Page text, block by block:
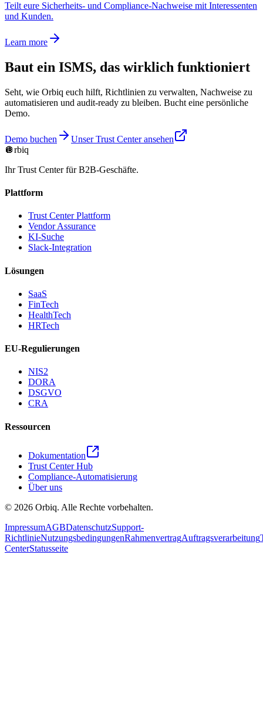
Teilt eure Sicherheits- und Compliance-Nachweise mit Interessenten
und Kunden.
Learn more
Baut ein ISMS, das wirklich funktioniert
Seht, wie Orbiq euch hilft, Richtlinien zu verwalten, Nachweise zu
automatisieren und audit-ready zu bleiben. Bucht eine persönliche
Demo.
Demo buchen
Unser Trust Center ansehen
🪩rbiq
Ihr Trust Center für B2B-Geschäfte.
Plattform
Trust Center Plattform
Vendor Assurance
KI-Suche
Slack-Integration
Lösungen
SaaS
FinTech
HealthTech
HRTech
EU-Regulierungen
NIS2
DORA
DSGVO
CRA
Ressourcen
Dokumentation
Trust Center Hub
Compliance-Automatisierung
Über uns
© 2026 Orbiq. Alle Rechte vorbehalten.
ImpressumAGBDatenschutzSupport-
RichtlinieNutzungsbedingungenRahmenvertragAuftragsverarbeitung
CenterStatusseite